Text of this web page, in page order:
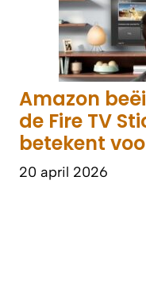
Amazon
de Fire TV
betekent
20 april 2026